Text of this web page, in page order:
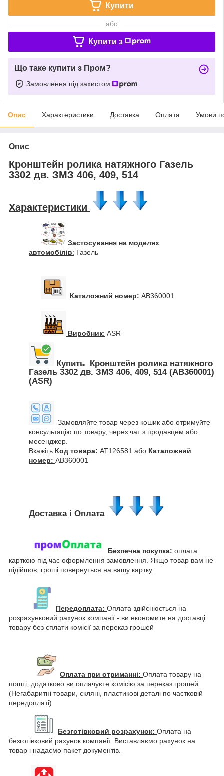
Купити
або
Купити з
Що таке купити з Пром?
Замовлення під захистом
Опис Характеристики Доставка Оплата Умови
Опис
Кронштейн ролика натяжного Газель
3302 дв. ЗМЗ 406, 409, 514
Характеристики
Застосування на моделях
автомобілів: Газель
Каталожний номер: AB360001
Виробник: ASR
Купить Кронштейн ролика натяжного
Газель 3302 дв. ЗМЗ 406, 409, 514 (AB360001)
(ASR)
Замовляйте товар через кошик або отримуйте
консультацію по товару, через чат з продавцем або
месенджер.
Вкажіть Код товара: AT126581 або Каталожний
номер: AB360001
Доставка і Оплата
Безпечна покупка: оплата
карткою під час оформлення замовлення. Якщо товар вам не
підійшов, гроші повернуться на вашу картку.
Передоплата: Оплата здійснюється на
розрахунковий рахунок компанії - ви економите на доставці
товару без сплати комісії за переказ грошей
Оплата при отриманні: Оплата товару на
пошті, додатково ви оплачуєте комісію за переказ грошей.
(Негабаритні товари, скляні, пластикові деталі по частковій
передоплаті)
Безготівковий розрахунок: Оплата на
безготівковий рахунок компанії. Виставляємо рахунок на
товар і надаємо пакет документів.